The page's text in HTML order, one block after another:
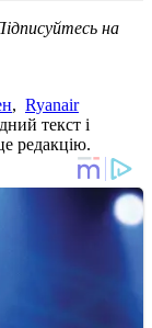
на
, Ryanair
текст і
редакцію.